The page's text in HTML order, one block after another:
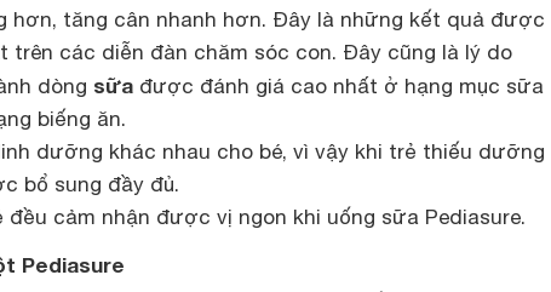
hơn, tăng cân nhanh hơn. Đây là những kết quả được
trên các diễn đàn chăm sóc con. Đây cũng là lý do
dòng sữa được đánh giá cao nhất ở hạng mục sữa
biếng ăn.
dưỡng khác nhau cho bé, vì vậy khi trẻ thiếu dưỡng
bổ sung đầy đủ.
đều cảm nhận được vị ngon khi uống sữa Pediasure.
Pediasure